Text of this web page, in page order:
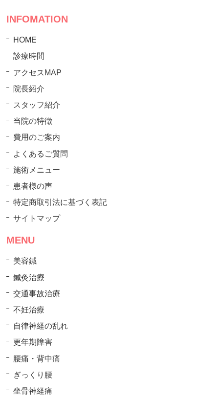
INFOMATION
HOME
診療時間
アクセスMAP
院長紹介
スタッフ紹介
当院の特徴
費用のご案内
よくあるご質問
施術メニュー
患者様の声
特定商取引法に基づく表記
サイトマップ
MENU
美容鍼
鍼灸治療
交通事故治療
不妊治療
自律神経の乱れ
更年期障害
腰痛・背中痛
ぎっくり腰
坐骨神経痛